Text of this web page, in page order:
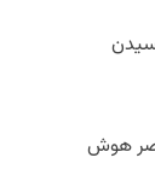
عصر هوش